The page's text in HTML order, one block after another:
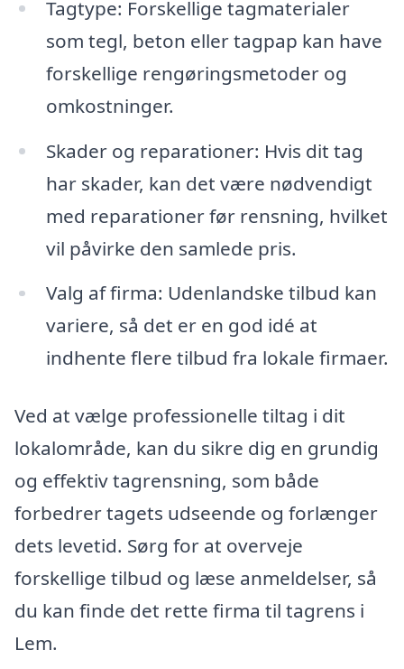
Tagtype: Forskellige tagmaterialer
som tegl, beton eller tagpap kan have
forskellige rengøringsmetoder og
omkostninger.
Skader og reparationer: Hvis dit tag
har skader, kan det være nødvendigt
med reparationer før rensning, hvilket
vil påvirke den samlede pris.
Valg af firma: Udenlandske tilbud kan
variere, så det er en god idé at
indhente flere tilbud fra lokale firmaer.
Ved at vælge professionelle tiltag i dit
lokalområde, kan du sikre dig en grundig
og effektiv tagrensning, som både
forbedrer tagets udseende og forlænger
dets levetid. Sørg for at overveje
forskellige tilbud og læse anmeldelser, så
du kan finde det rette firma til tagrens i
Lem.